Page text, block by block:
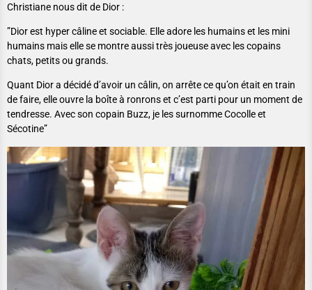
Christiane nous dit de Dior :
”Dior est hyper câline et sociable. Elle adore les humains et les mini
humains mais elle se montre aussi très joueuse avec les copains
chats, petits ou grands.
Quant Dior a décidé d’avoir un câlin, on arrête ce qu’on était en train
de faire, elle ouvre la boîte à ronrons et c’est parti pour un moment de
tendresse. Avec son copain Buzz, je les surnomme Cocolle et
Sécotine”